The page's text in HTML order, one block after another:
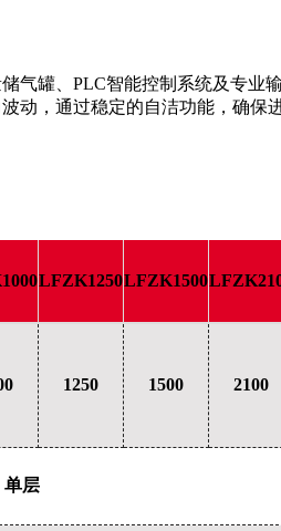
罐、PLC智能控制系统及专
，通过稳定的自洁功能，确保
LFZK1250LFZK1500
1250 1500 2100
单层